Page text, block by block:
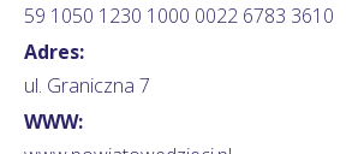
59 1050 1230 1000 0022 6783 3610
Adres:
ul. Graniczna 7
WWW: